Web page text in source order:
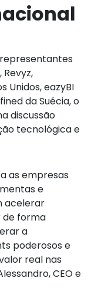
Unidos, eazyBI
da Suécia, o
discussão
tecnológica e
as empresas
e
acelerar
de forma
a
poderosos e
real nas
CEO e